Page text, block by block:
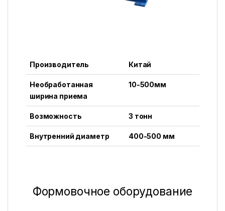
Производитель Китай
Необработанная
ширина приема
10-500мм
Возможность 3 тонн
Внутренний диаметр 400-500 мм
Формовочное оборудование